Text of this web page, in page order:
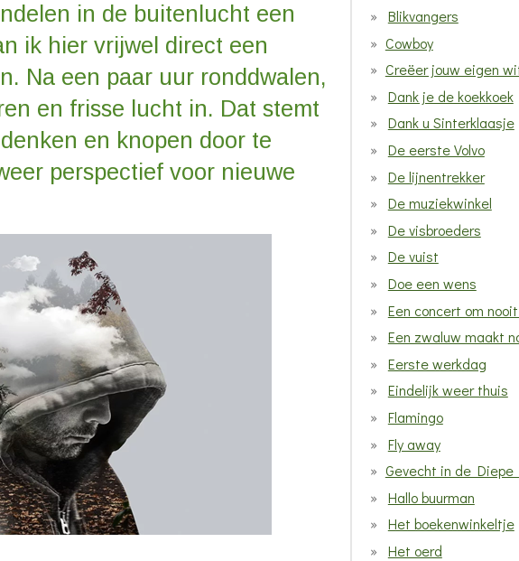
in de buitenlucht een
ik hier vrijwel direct een
Na een paar uur ronddwalen,
en frisse lucht in. Dat stemt
en knopen door te
perspectief voor nieuwe
Blikvangers
Cowboy
Creëer jouw eigen
Dank je de koekkoek
Dank u Sinterklaasje
De eerste Volvo
De lijnentrekker
De muziekwinkel
De visbroeders
De vuist
Doe een wens
Een concert om
Een zwaluw maakt
Eerste werkdag
Eindelijk weer thuis
Flamingo
Fly away
Gevecht in de Diepe
Hallo buurman
Het boekenwinkeltje
Het oerd